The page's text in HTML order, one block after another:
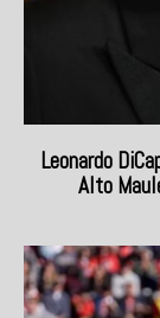
Leonardo
Alto